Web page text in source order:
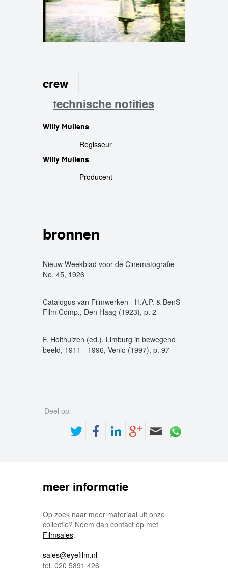
crew
technische notities
Willy Mullens
Regisseur
Willy Mullens
Producent
bronnen
Nieuw Weekblad voor de Cinematografie
No. 45, 1926
Catalogus van Filmwerken - H.A.P. & BenS
Film Comp., Den Haag (1923), p. 2
F. Holthuizen (ed.), Limburg in bewegend
beeld, 1911 - 1996, Venlo (1997), p. 97
Deel op:
meer informatie
Op zoek naar meer materiaal uit onze
collectie? Neem dan contact op met
Filmsales:
sales@eyefilm.nl
tel. 020 5891 426